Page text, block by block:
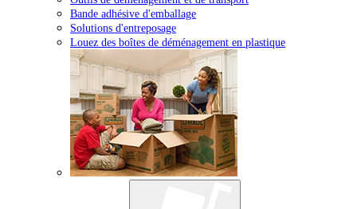
Bande adhésive d'emballage
Solutions d'entreposage
Louez des boîtes de déménagement en plastique